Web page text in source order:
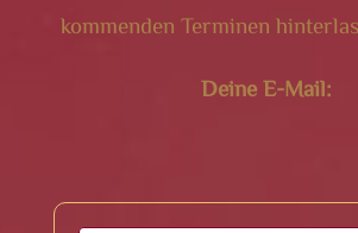
kommenden Terminen
Deine E-Mail: